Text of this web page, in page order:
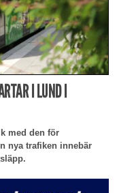
I LUND I
med den för
nya trafiken innebär